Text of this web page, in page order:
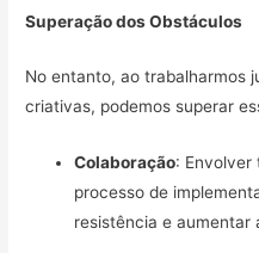
Superação dos Obstáculos
No entanto, ao trabalharmos
criativas, podemos superar
Colaboração: Envolver
processo de
resistência e aumentar